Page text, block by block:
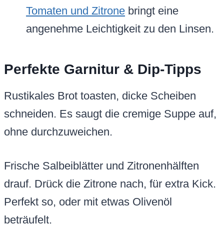
Tomaten und Zitrone bringt eine
angenehme Leichtigkeit zu den Linsen.
Perfekte Garnitur & Dip-Tipps
Rustikales Brot toasten, dicke Scheiben
schneiden. Es saugt die cremige Suppe auf,
ohne durchzuweichen.
Frische Salbeiblätter und Zitronenhälften
drauf. Drück die Zitrone nach, für extra Kick.
Perfekt so, oder mit etwas Olivenöl
beträufelt.